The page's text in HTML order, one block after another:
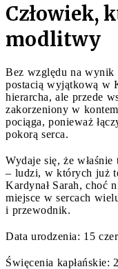
Człowiek,
modlitwy
Bez względu na wynik
postacią wyjątkową w
hierarcha, ale przede
zakorzeniony w
pociąga, ponieważ
pokorą serca.
Wydaje się, że
– ludzi, w których już
Kardynał Sarah, choć
miejsce w sercach
i przewodnik.
Data urodzenia: 15
Święcenia kapłańskie: